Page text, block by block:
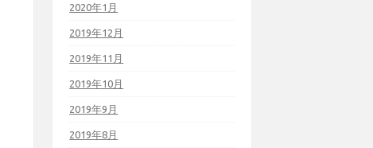
2020年1月
2019年12月
2019年11月
2019年10月
2019年9月
2019年8月